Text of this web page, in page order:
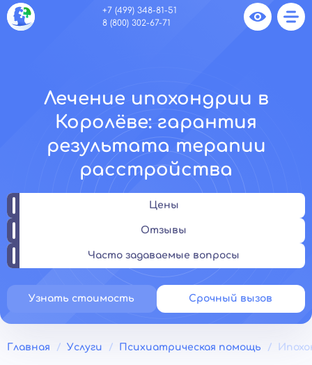
+7 (499) 348-81-51
8 (800) 302-67-71
Лечение ипохондрии в
Королёве: гарантия
результата терапии
расстройства
Цены
Отзывы
Часто задаваемые вопросы
Узнать стоимость Срочный вызов
Главная Услуги Психиатрическая помощь